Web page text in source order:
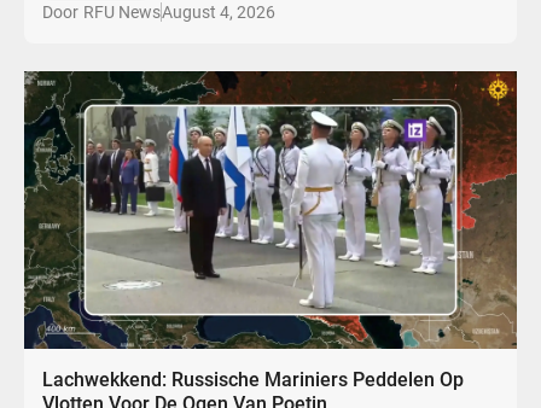
Door RFU NewsAugust 4, 2026
Lachwekkend: Russische Mariniers Peddelen Op